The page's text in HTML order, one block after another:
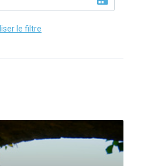
le filtre